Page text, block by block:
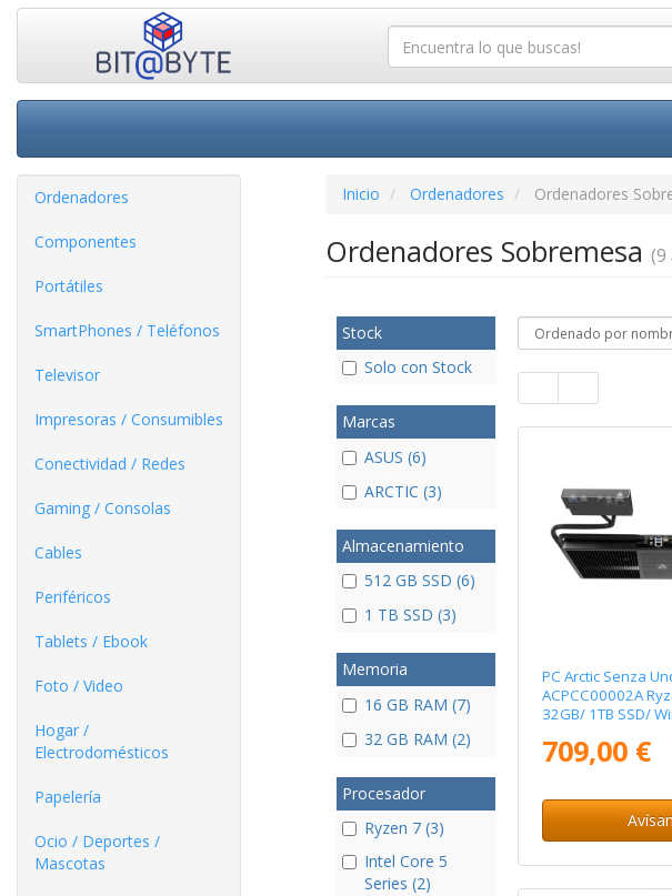
Ordenadores
Componentes
Portátiles
SmartPhones / Teléfonos
Televisor
Impresoras / Consumibles
Conectividad / Redes
Gaming / Consolas
Cables
Periféricos
Tablets / Ebook
Foto / Video
Hogar /
Electrodomésticos
Papelería
Ocio / Deportes /
Mascotas
Inicio Ordenadores Ordenadores
Ordenadores Sobremesa (9
Stock
Solo con Stock
Marcas
ASUS (6)
ARCTIC (3)
Almacenamiento
512 GB SSD (6)
1 TB SSD (3)
Memoria
16 GB RAM (7)
32 GB RAM (2)
Procesador
Ryzen 7 (3)
Intel Core 5
Series (2)
PC Arctic Senza
ACPCC00002A
32GB/ 1TB SSD/
709,00 €